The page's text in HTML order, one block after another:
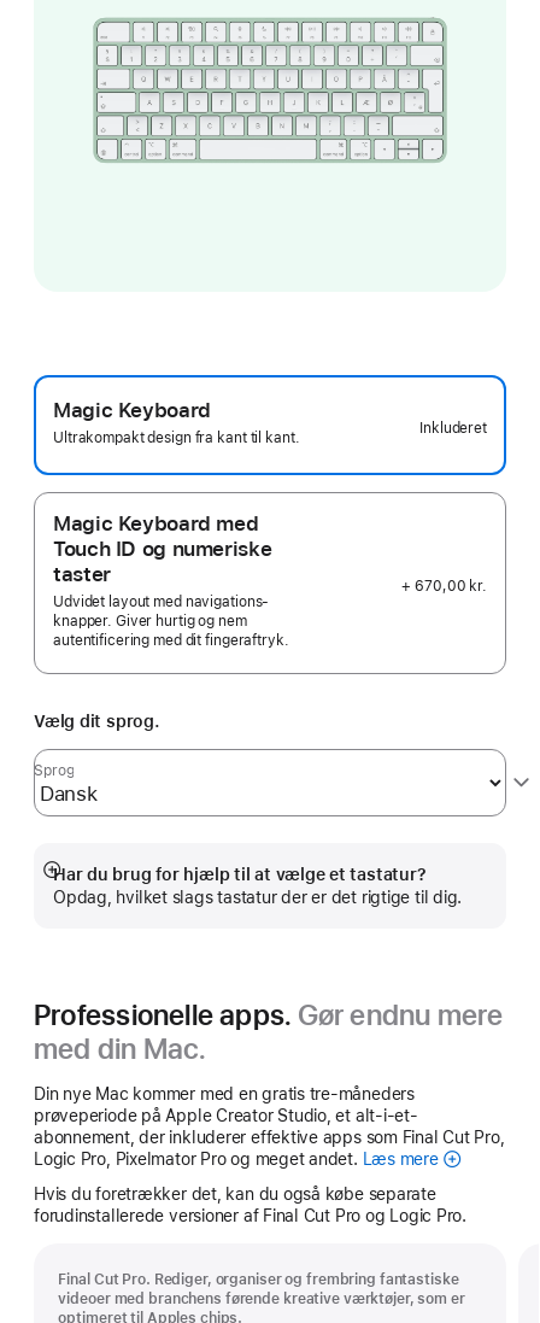
Magic Keyboard
Ultrakompakt design fra kant til kant.
Inkluderet
Magic Keyboard med
Touch ID og numeriske
taster
Udvidet layout med navigations­
knapper. Giver hurtig og nem
autentificering med dit fingeraftryk.
+ 670,00 kr.
Vælg dit sprog.
Sprog
Har du brug for hjælp til at vælge et tastatur?
Opdag, hvilket slags tastatur der er det rigtige til dig.
Vis
mere
Professionelle apps. Gør endnu mere
med din Mac.
Din nye Mac kommer med en gratis tre-måneders
prøveperiode på Apple Creator Studio, et alt-i-et-
abonnement, der inkluderer effektive apps som Final Cut Pro,
Logic Pro, Pixelmator Pro og meget andet.
Læs mereApple
Hvis du foretrækker det, kan du også købe separate
forudinstallerede versioner af Final Cut Pro og Logic Pro.
Final Cut Pro. Rediger, organiser og frembring fantastiske
videoer med branchens førende kreative værktøjer, som er
optimeret til Apples chips.